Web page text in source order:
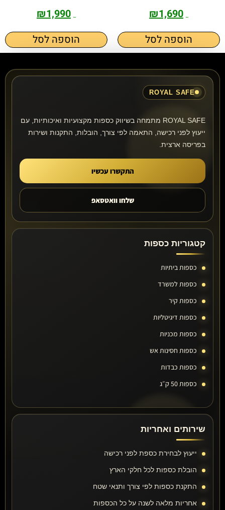
₪1,690
הוספה לסל
₪1,990
הוספה לסל
ROYAL SAFE
ROYAL SAFE מתמחה בשיווק כספות מקצועיות ואיכותיות, עם
ייעוץ לפני רכישה, התאמה לפי צורך, הובלות, התקנות ושירות
בפריסה ארצית.
התקשרו עכשיו
שלחו וואטסאפ
קטגוריות כספות
כספות ביתיות
כספות למשרד
כספות קיר
כספות דיגיטליות
כספות מכניות
כספות חסינות אש
כספות כבדות
כספות 50 ק״ג
שירותים ואחריות
ייעוץ לבחירת כספת לפני רכישה
הובלת כספות לכל חלקי הארץ
התקנת כספות לפי צורך ותנאי שטח
אחריות מלאה לשנה על כל הכספות